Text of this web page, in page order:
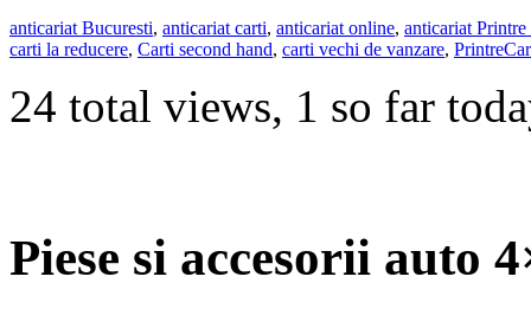
anticariat Bucuresti, anticariat carti, anticariat online, anticariat
carti la reducere, Carti second hand, carti vechi de vanzare,
24 total views, 1 so far
Piese si accesorii auto